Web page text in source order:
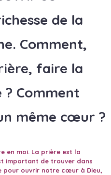
de la
Comment,
faire la
? Comment
même cœur ?
en moi. La prière est la
important de trouver dans
pour ouvrir notre cœur à Dieu,